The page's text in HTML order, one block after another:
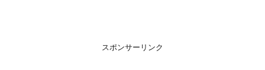
スポンサーリンク